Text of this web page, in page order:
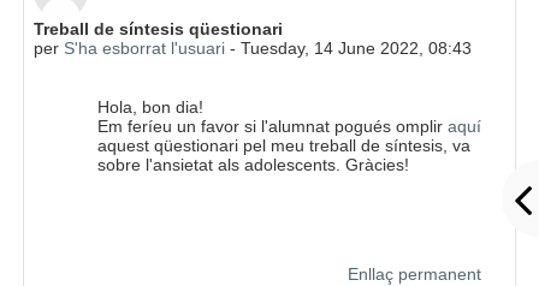
Treball de síntesis qüestionari
per S'ha esborrat l'usuari -Tuesday, 14 June 2022, 08:43
Nombre de respostes: 0
Hola, bon dia!
Em feríeu un favor si l'alumnat pogués omplir aquí
aquest qüestionari pel meu treball de síntesis, va
sobre l'ansietat als adolescents. Gràcies!
Enllaç permanent